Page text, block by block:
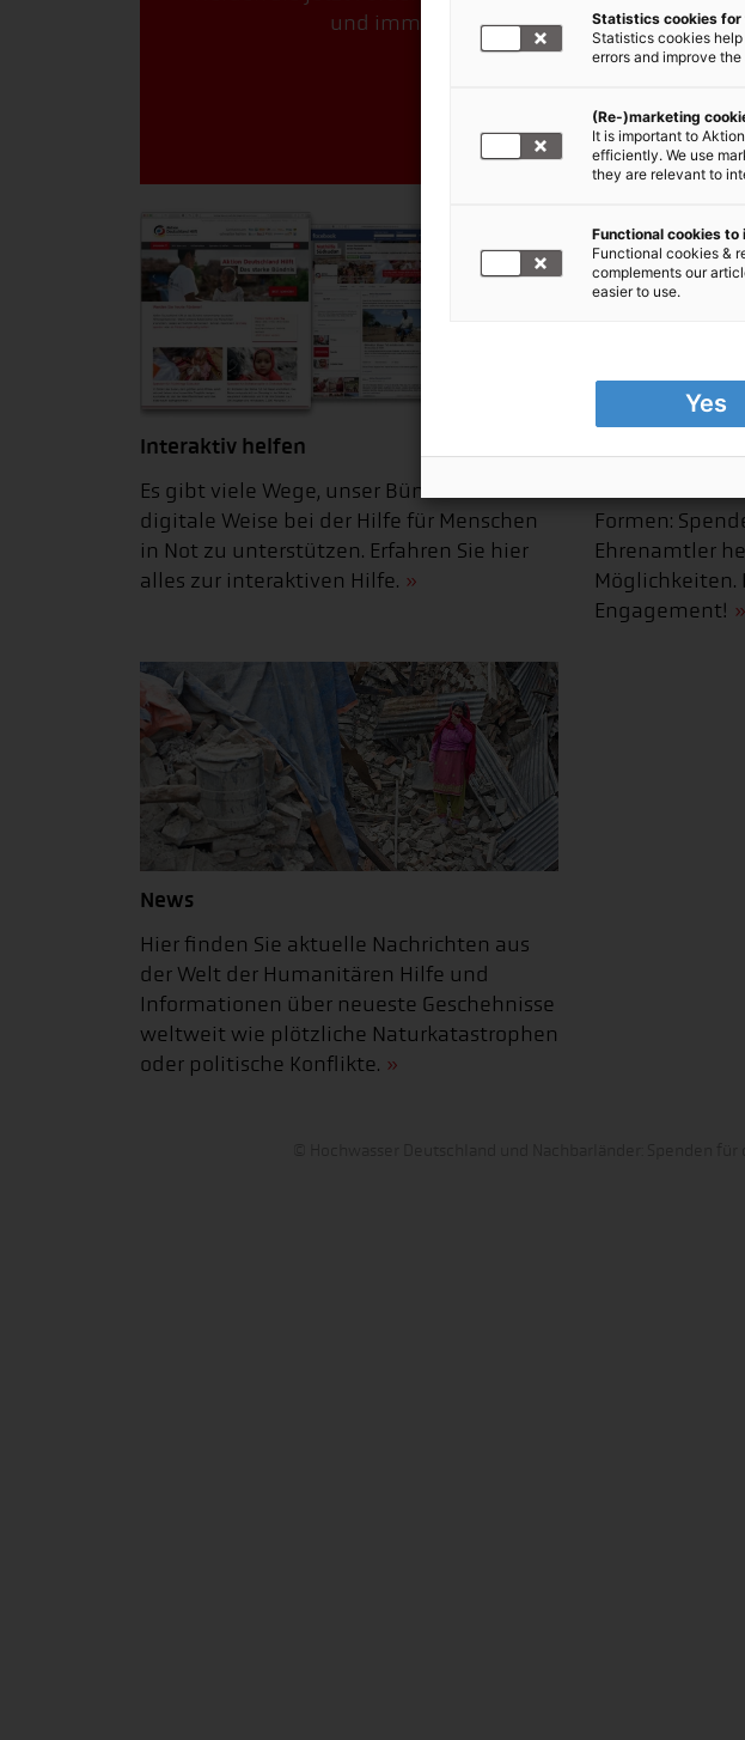
und immer genau dort, wo die Not am
Interaktiv helfen
Es gibt viele Wege, unser Bündnis auf
digitale Weise bei der Hilfe für Menschen
in Not zu unterstützen. Erfahren Sie hier
alles zur interaktiven Hilfe.
Formen:
Ehrenamtler
Möglichkeiten.
Engagement!
News
Hier finden Sie aktuelle Nachrichten aus
der Welt der Humanitären Hilfe und
Informationen über neueste Geschehnisse
weltweit wie plötzliche Naturkatastrophen
oder politische Konflikte.
Statistics cookies for
Statistics cookies
errors and improve the
(Re-)marketing
It is important to
efficiently. We use
they are relevant to
Functional cookies
Functional cookies &
complements our
easier to use.
Yes